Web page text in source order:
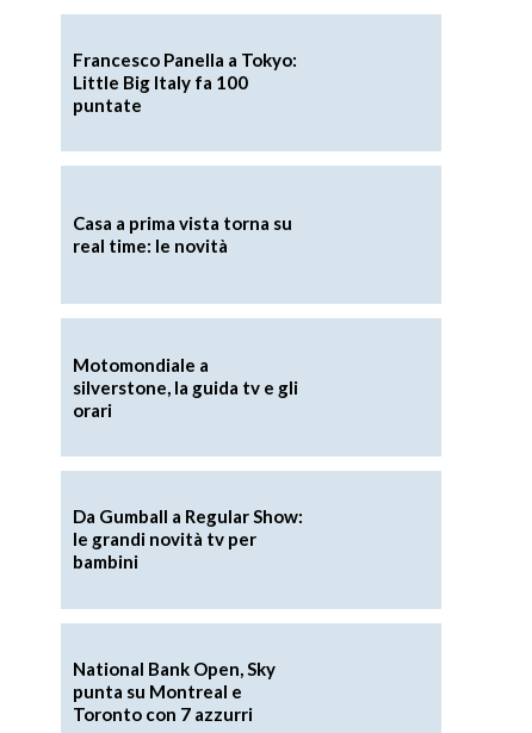
Francesco Panella a Tokyo:
Little Big Italy fa 100
puntate
Casa a prima vista torna su
real time: le novità
Motomondiale a
silverstone, la guida tv e gli
orari
Da Gumball a Regular Show:
le grandi novità tv per
bambini
National Bank Open, Sky
punta su Montreal e
Toronto con 7 azzurri